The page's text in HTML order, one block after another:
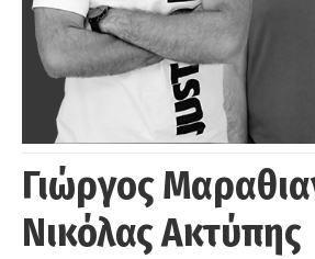
Γιώργος
Νικόλας Ακτύπης